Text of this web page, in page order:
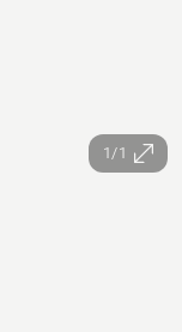
1/1